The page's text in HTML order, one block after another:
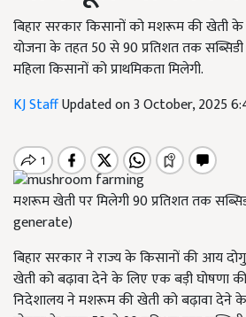
बिहार सरकार किसानों को मशरूम की खेती के
योजना के तहत 50 से 90 प्रतिशत तक
महिला किसानों को प्राथमिकता मिलेगी.
KJ StaffUpdated on 3 October, 2025
मशरूम खेती पर मिलेगी 90 प्रतिशत तक
generate)
बिहार सरकार ने राज्य के किसानों की आय
खेती को बढ़ावा देने के लिए एक बड़ी घोषणा
निदेशालय ने मशरूम की खेती को बढ़ावा देने